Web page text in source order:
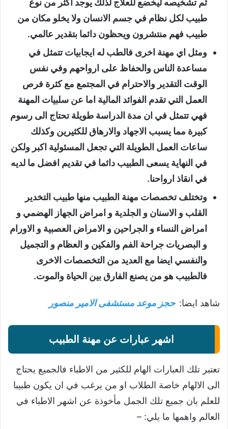
ثم تشخيصه ليخضع للعلاج لذلك يوجد اكثر من نوع
طبيب لكل نظام في جسم الانسان ولا يخلو مكان من
طبيب فهم منتشرون ويحظون دائما بتقدير عالمي.
ومثل اي مهنة اخرى فالطب له ايجابيات تتمثل في
مساعدة الناس والحفاظ على ارواحهم وفي نفس
الوقت التقدير والاحترام في المجتمع مع كثرة فرص
العمل التي تقدم الفوائد المالية اما عن سلبيات المهنة
فهي تتمثل في ان مدة الدراسة طويلة تحتاج الى رسوم
كبيرة مما يسبب الاجهاد والارهاق للكثيرين وكذلك
ساعات العمل الطويلة التي تجعل المسئولية اكبر ولكن
في النهاية يسعى الطبيب دائما في تقديم افضل ما لديه
في انقاذ ارواحنا.
وتختلف تخصصات مهنة الطبيب منها طبيب التخدير
القلب و الاسنان و الجلدية و امراض الجهاز الهضمي و
امراض النساء و الجراحين و الامراض العصبية و الاورام
و البصريات جراحة الفم والفكين و العظام و التجميل
والنفسي ايضا مع العديد من التخصصات الاخرى
فالطبيب هو من يصنع الفارق بين الحياة والموت.
شاهد ايضا: حجز موعد مستشفى الامير منصور
اشهر عبارات عن مهنة الطبيب
تعتبر تلك العبارات الهام للكثير من الاطباء فالجميع يحتاج
الى الالهام خاصة الطلاب او من يرغب في ان يكون طبيبا
للعلم بان جميع تلك الجمل مأخوذة عن اشهر الاطباء في
العالم واهمها ما يلي: –